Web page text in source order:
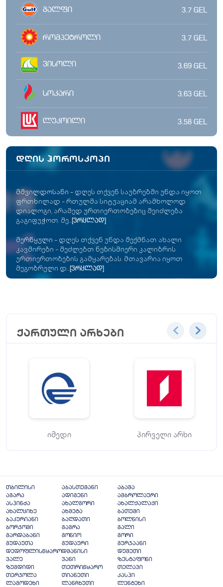
გალფი 3.7 GEL
რომპეტროლი 3.7 GEL
ვისოლი 3.69 GEL
სოკარი 3.63 GEL
ლუკოილი 3.58 GEL
დღის ჰოროსკოპი
მშვილდოსანი - დღეს თქვენ საუბრებში უნდა იყოთ
ფრთხილად - რთულმა სიტუაციამ არამხოლოდ
დიალოგი, არამედ ურთიერთობებიც შეიძლება
გაგიფუჭოთ. შე... [ვრცლად]
მერწყული - დღეს თქვენ უნდა შექმნათ ახალი
კავშირები - შეძლებთ ნებისმიერი კალიბრის
ურთიერთობების გამყარებას. მთავარია იყოთ
მეგობრული დ... [ვრცლად]
ქართული არხები
იმედი პირველი არხი
თბილისი აბასთუმანი
აბაშა
აგარა
ადიგენი
ამბროლაური
ასპინძა
ახალგორი
ახალქალაქი
ახალციხე
ახმეტა
ბათუმი
ბაკურიანი
ბაღდათი
ბოლნისი
ბორჯომი
გაგრა
გალი
გარდაბანი
გონიო
გორი
გუდაუთა
გუდაური
გურჯაანი
დედოფლისწყაროდმანისი
დუშეთი
ვალე
ვანი
ზესტაფონი
ზუგდიდი
თეთრიწყარო
თელავი
თერჯოლა
თიანეთი
კასპი
ლაგოდეხი
ლანჩხუთი
ლენტეხი